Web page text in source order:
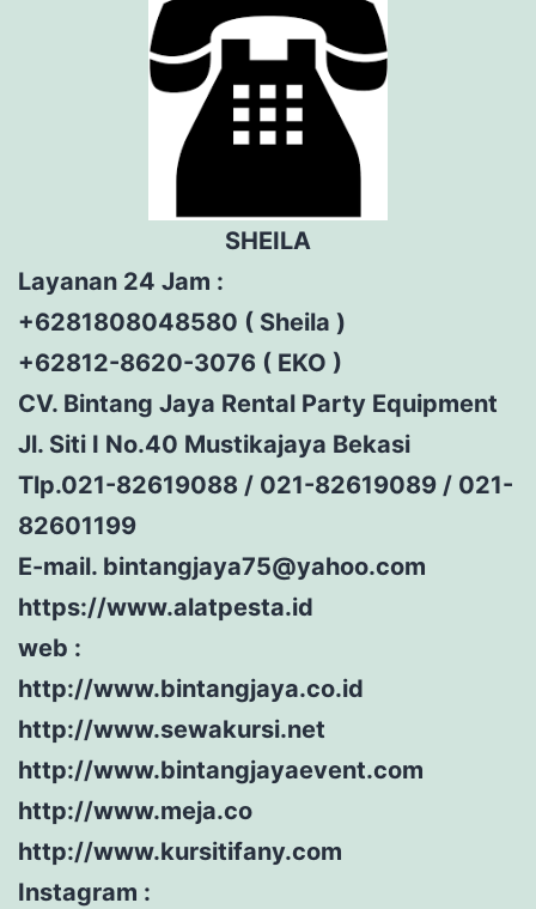
SHEILA
Layanan 24 Jam :
+6281808048580 ( Sheila )
+62812-8620-3076 ( EKO )
CV. Bintang Jaya Rental Party Equipment
Jl. Siti I No.40 Mustikajaya Bekasi
Tlp.021-82619088 / 021-82619089 / 021-
82601199
E-mail. bintangjaya75@yahoo.com
https://www.alatpesta.id
web :
http://www.bintangjaya.co.id
http://www.sewakursi.net
http://www.bintangjayaevent.com
http://www.meja.co
http://www.kursitifany.com
Instagram :